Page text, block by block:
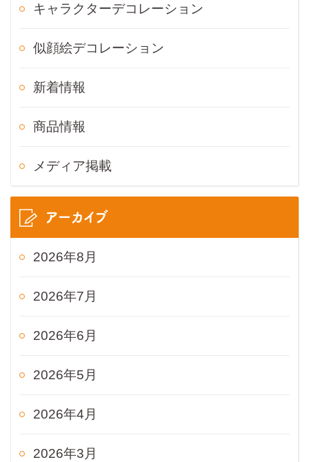
キャラクターデコレーション
似顔絵デコレーション
新着情報
商品情報
メディア掲載
アーカイブ
2026年8月
2026年7月
2026年6月
2026年5月
2026年4月
2026年3月